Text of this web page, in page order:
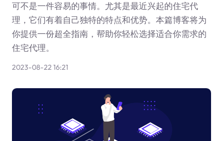
可不是一件容易的事情。尤其是最近兴起的住宅代
理，它们有着自己独特的特点和优势。本篇博客将为
你提供一份超全指南，帮助你轻松选择适合你需求的
住宅代理。
2023-08-22 16:21